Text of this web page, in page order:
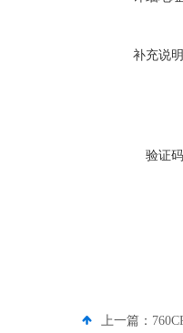
补充说明
验证码
上一篇：